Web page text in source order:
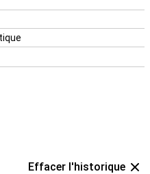
Effacer l'historique